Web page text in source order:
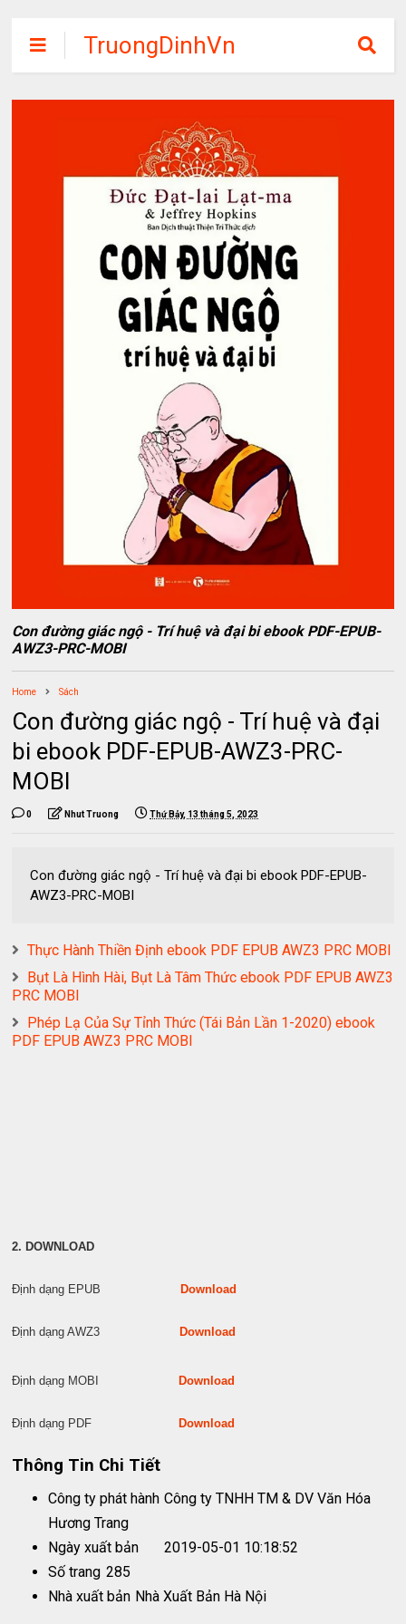
TruongDinhVn
Chia sẽ ebook,
các khóa học,
phần mềm học
tập miễn phí
Con đường giác ngộ - Trí huệ và đại bi ebook PDF-EPUB-
AWZ3-PRC-MOBI
Home Sách
Con đường giác ngộ - Trí huệ và đại
bi ebook PDF-EPUB-AWZ3-PRC-
MOBI
0 Nhut Truong Thứ Bảy, 13 tháng 5, 2023
Con đường giác ngộ - Trí huệ và đại bi ebook PDF-EPUB-
AWZ3-PRC-MOBI
Thực Hành Thiền Định ebook PDF EPUB AWZ3 PRC MOBI
Bụt Là Hình Hài, Bụt Là Tâm Thức ebook PDF EPUB AWZ3
PRC MOBI
Phép Lạ Của Sự Tỉnh Thức (Tái Bản Lần 1-2020) ebook
PDF EPUB AWZ3 PRC MOBI
2. DOWNLOAD
Định dạng EPUBDownload
Định dạng AWZ3Download
Định dạng MOBIDownload
Định dạng PDFDownload
Thông Tin Chi Tiết
Công ty phát hành Công ty TNHH TM & DV Văn Hóa
Hương Trang
Ngày xuất bản
2019-05-01 10:18:52
Số trang 285
Nhà xuất bản Nhà Xuất Bản Hà Nội